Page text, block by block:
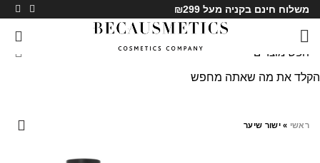
משלוח חינם בקניה מעל ₪299
ראשי »ישור שיער
הקלד את מה שאתה מחפש